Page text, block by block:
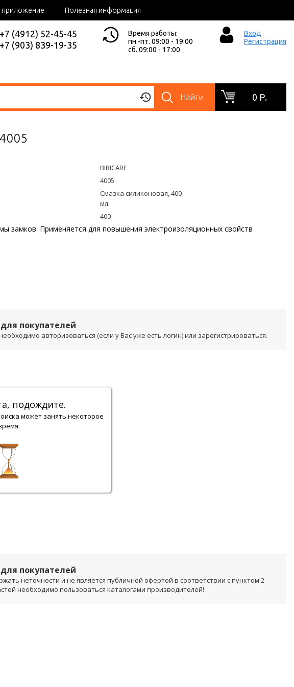
Полезная информация
+7 (4912) 52-45-45
+7 (903) 839-19-35
Время работы:
пн.-пт. 09:00 - 19:00
сб. 09:00 - 17:00
Вход
Регистрация
Найти 0 Р.
BIBICARE
4005
Смазка силиконовая, 400
мл.
400
замков. Применяется для повышения электроизоляционных свойств
покупателей
авторизоваться (если у Вас уже есть логин) или зарегистрироваться.
подождите.
может занять некоторое
покупателей
неточности и не является публичной офертой в соответствии с пунктом 2
необходимо пользоваться каталогами производителей!